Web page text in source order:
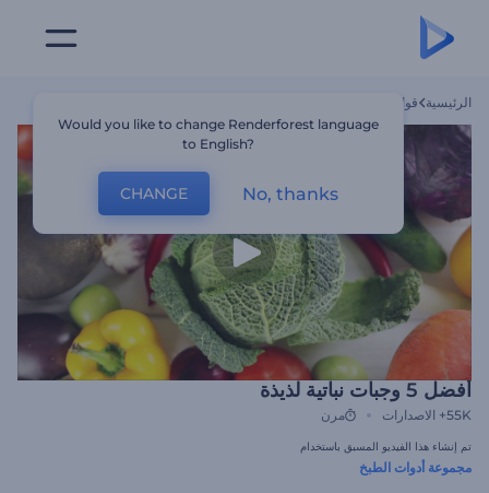
الرئيسية قوالب
أفضل 5 وجبات نباتية لذيذة
55K+ الاصدارات مرن
تم إنشاء هذا الفيديو المسبق باستخدام
مجموعة أدوات الطبخ
Would you like to change Renderforest language
to English?
CHANGE No, thanks